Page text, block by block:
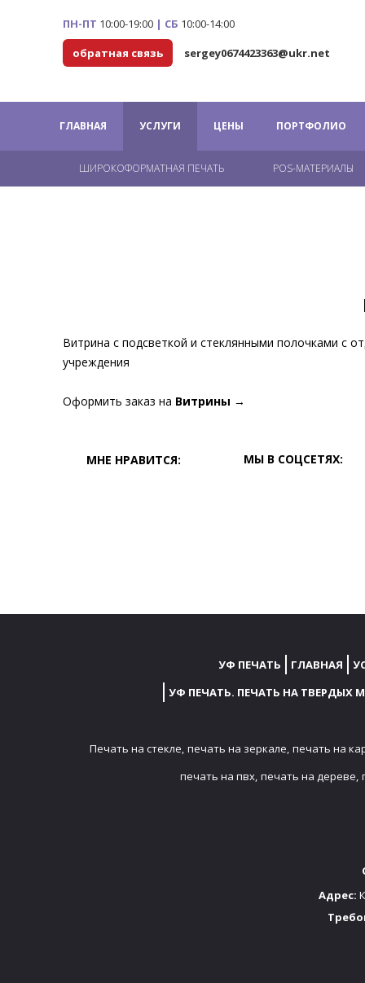
ПН-ПТ 10:00-19:00 | СБ 10:00-14:00
обратная связь
sergey0674423363@ukr.net
ГЛАВНАЯ УСЛУГИ ЦЕНЫ ПОРТФОЛИО
ШИРОКОФОРМАТНАЯ ПЕЧАТЬ POS-МАТЕРИАЛЫ
Витрина с подсветкой и стеклянными полочками с
учреждения
Оформить заказ на Витрины →
МНЕ НРАВИТСЯ: МЫ В СОЦСЕТЯХ:
УФ ПЕЧАТЬ ГЛАВНАЯ
УФ ПЕЧАТЬ. ПЕЧАТЬ НА ТВЕРДЫХ
Печать на стекле, печать на зеркале, печать на
печать на пвх, печать на дереве,
Адрес: